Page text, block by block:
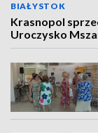
BIAŁYSTOK
Krasnopol
Uroczysko